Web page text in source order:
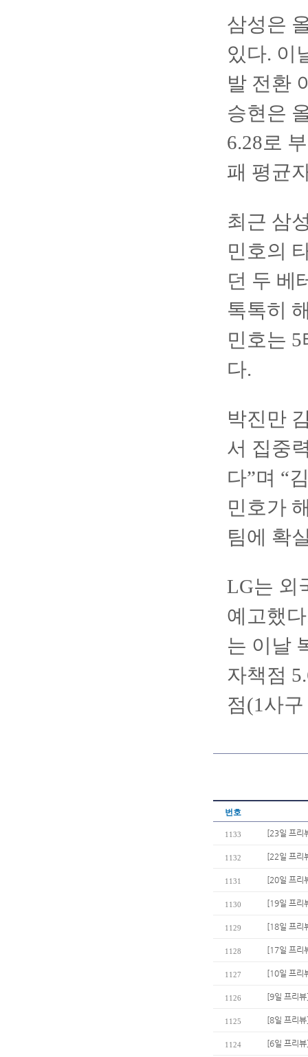
삼성은
있다. 이
발 전환
승현은
6.28로
패 평균
최근 삼
민호의
던 두 베
톡톡히
민호는
다.
박진만
서 집중
다”며 “
민호가
팀에 확
LG는 외
예고했
는 이날
자책점
점(1사
번호
1133 [23일 프리
1132 [22일 프리
1131 [20일 프리
1130 [19일 프리
1129 [18일 프리
1128 [17일 프리
1127 [10일 프리
1126 [9일 프리
1125 [8일 프리
1124 [6일 프리